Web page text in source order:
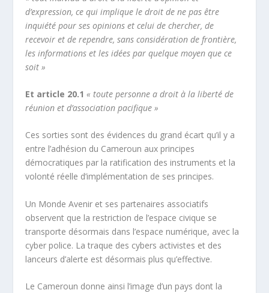
d’expression, ce qui implique le droit de ne pas être
inquiété pour ses opinions et celui de chercher, de
recevoir et de rependre, sans considération de frontière,
les informations et les idées par quelque moyen que ce
soit »
Et article 20.1 « toute personne a droit à la liberté de
réunion et d’association pacifique »
Ces sorties sont des évidences du grand écart qu’il y a
entre l’adhésion du Cameroun aux principes
démocratiques par la ratification des instruments et la
volonté réelle d’implémentation de ses principes.
Un Monde Avenir et ses partenaires associatifs
observent que la restriction de l’espace civique se
transporte désormais dans l’espace numérique, avec la
cyber police. La traque des cybers activistes et des
lanceurs d’alerte est désormais plus qu’effective.
Le Cameroun donne ainsi l’image d’un pays dont la